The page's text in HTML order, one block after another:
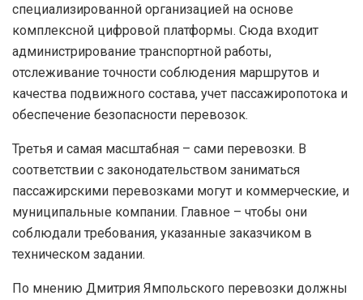
специализированной организацией на основе
комплексной цифровой платформы. Сюда входит
администрирование транспортной работы,
отслеживание точности соблюдения маршрутов и
качества подвижного состава, учет пассажиропотока и
обеспечение безопасности перевозок.
Третья и самая масштабная – сами перевозки. В
соответствии с законодательством заниматься
пассажирскими перевозками могут и коммерческие, и
муниципальные компании. Главное – чтобы они
соблюдали требования, указанные заказчиком в
техническом задании.
По мнению Дмитрия Ямпольского перевозки должны